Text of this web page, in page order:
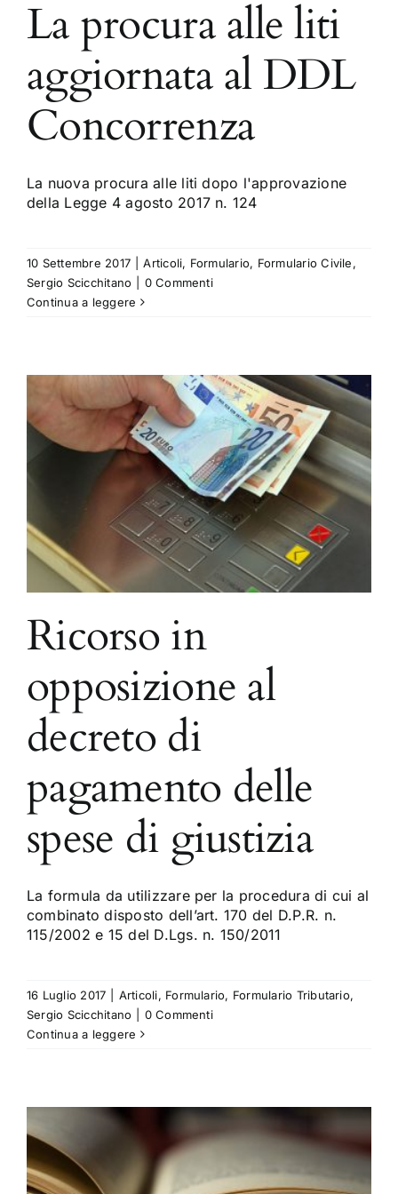
La procura alle liti
aggiornata al DDL
Concorrenza
La nuova procura alle liti dopo l'approvazione
della Legge 4 agosto 2017 n. 124
10 Settembre 2017 Articoli, Formulario, Formulario Civile,
Sergio Scicchitano
0 Commenti
Continua a leggere
Ricorso in
opposizione al
decreto di
pagamento delle
spese di giustizia
La formula da utilizzare per la procedura di cui al
combinato disposto dell’art. 170 del D.P.R. n.
115/2002 e 15 del D.Lgs. n. 150/2011
16 Luglio 2017 Articoli, Formulario, Formulario Tributario,
Sergio Scicchitano
0 Commenti
Continua a leggere